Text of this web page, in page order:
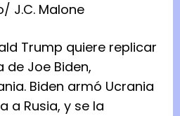
J.C. Malone
Trump quiere replicar
de Joe Biden,
Biden armó Ucrania
a Rusia, y se la